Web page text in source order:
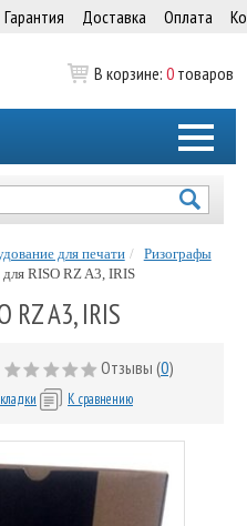
Гарантия Доставка Оплата
В корзине: 0 товаров
для печати
Ризографы
RISO RZ A3, IRIS
RZ A3, IRIS
Отзывы (0)
К сравнению